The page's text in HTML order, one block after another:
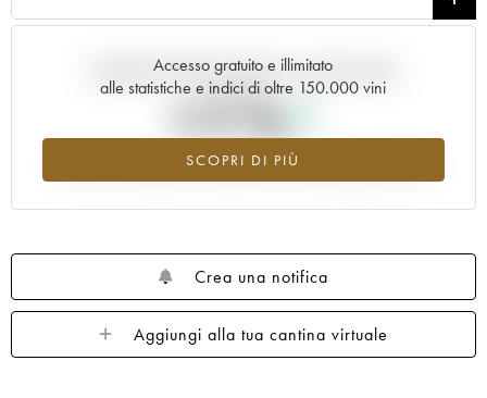
Accesso gratuito e illimitato
alle statistiche e indici di oltre 150.000 vini
SCOPRI DI PIÙ
Andamento della quotazione in tempo reale
+1%
Valore in aumento per l'annata 2018 nel 2026 rispetto al 2025
Crea una notifica
Aggiungi alla tua cantina virtuale